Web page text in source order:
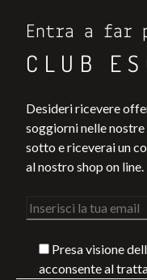
Entra a far
CLUB
Desideri ricevere
soggiorni nelle nostre
sotto e riceverai un
al nostro shop on line.
Presa visione
acconsente al